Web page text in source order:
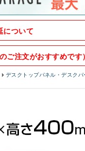
について
ご注文がおすすめです
デスクトップパネル・デスク